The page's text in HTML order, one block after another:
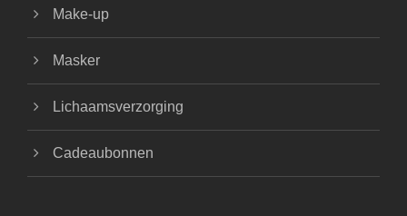
Make-up
Masker
Lichaamsverzorging
Cadeaubonnen